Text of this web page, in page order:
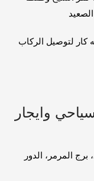
كار لتوصيل الركاب
وايجار
برج المرمر، الدور